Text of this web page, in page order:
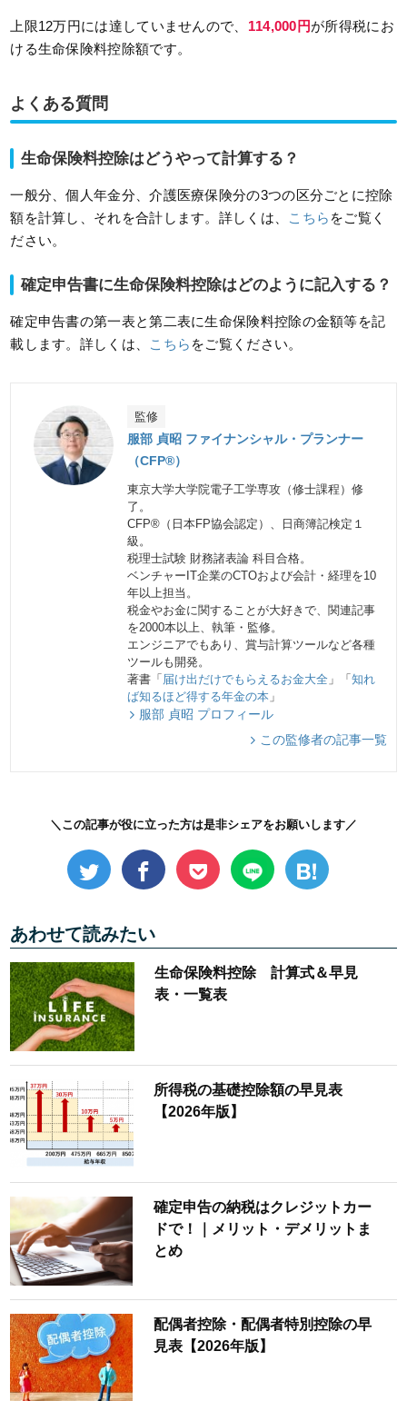
上限12万円には達していませんので、 114,000円が所得税にお
ける生命保険料控除額です。
よくある質問
生命保険料控除はどうやって計算する？
一般分、個人年金分、介護医療保険分の3つの区分ごとに控除
額を計算し、それを合計します。詳しくは、
こちら をご覧く
ださい。
確定申告書に生命保険料控除はどのように記入する？
確定申告書の第一表と第二表に生命保険料控除の金額等を記
載します。詳しくは、
こちら をご覧ください。
監修
服部 貞昭 ファイナンシャル・プランナー
（CFP®）
東京大学大学院電子工学専攻（修士課程）修
了。
CFP®（日本FP協会認定）、日商簿記検定１
級。
税理士試験 財務諸表論 科目合格。
ベンチャーIT企業のCTOおよび会計・経理を10
年以上担当。
税金やお金に関することが大好きで、関連記事
を2000本以上、執筆・監修。
エンジニアでもあり、賞与計算ツールなど各種
ツールも開発。
著書「 届け出だけでもらえるお金大全 」「知れ
ば知るほど得する年金の本 」
服部 貞昭 プロフィール
この監修者の記事一覧
＼この記事が役に立った方は是非シェアをお願いします／
あわせて読みたい
生命保険料控除 計算式＆早見
表・一覧表
所得税の基礎控除額の早見表
【2026年版】
確定申告の納税はクレジットカー
ドで！｜メリット・デメリットま
とめ
配偶者控除・配偶者特別控除の早
見表【2026年版】